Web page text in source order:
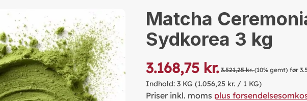
Matcha
Sydkorea 3 kg
3.168,75 kr. 3.521,25 kr.(10% gemt) før
Indhold: 3 KG (1.056,25 kr. / 1 KG)
Priser inkl. moms plus